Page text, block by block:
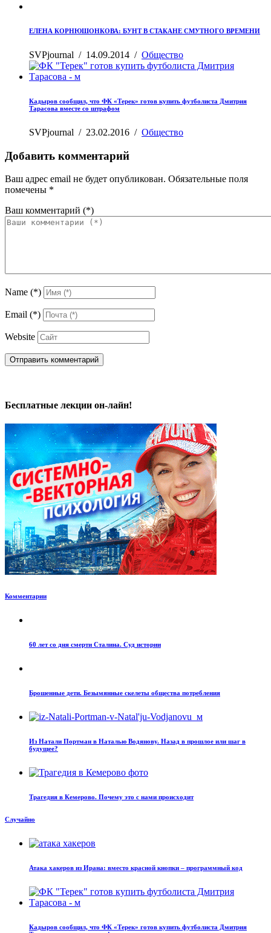
ЕЛЕНА КОРНЮШОНКОВА: БУНТ В СТАКАНЕ СМУТНОГО ВРЕМЕНИ
SVPjournal / 14.09.2014 / Общество
Кадыров сообщил, что ФК «Терек» готов купить футболиста Дмитрия
Тарасова вместе со штрафом
SVPjournal / 23.02.2016 / Общество
Добавить комментарий
Ваш адрес email не будет опубликован. Обязательные поля
помечены *
Ваш комментарий (*)
Name (*)
Email (*)
Website
Бесплатные лекции он-лайн!
Комментарии
60 лет со дня смерти Сталина. Суд истории
Брошенные дети. Безымянные скелеты общества потребления
Из Натали Портман в Наталью Водянову. Назад в прошлое или шаг в
будущее?
Трагедия в Кемерово. Почему это с нами происходит
Случайно
Атака хакеров из Ирана: вместо красной кнопки – программный код
Кадыров сообщил, что ФК «Терек» готов купить футболиста Дмитрия